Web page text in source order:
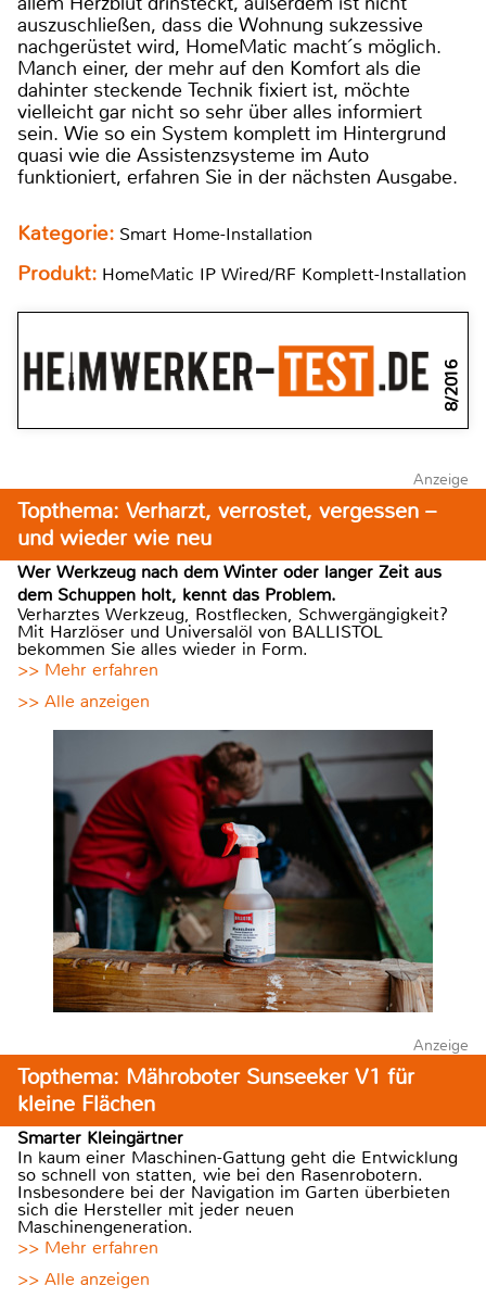
auszuschließen, dass die Wohnung sukzessive
nachgerüstet wird, HomeMatic macht´s möglich.
Manch einer, der mehr auf den Komfort als die
dahinter steckende Technik fixiert ist, möchte
vielleicht gar nicht so sehr über alles informiert
sein. Wie so ein System komplett im Hintergrund
quasi wie die Assistenzsysteme im Auto
funktioniert, erfahren Sie in der nächsten Ausgabe.
Kategorie: Smart Home-Installation
Produkt: HomeMatic IP Wired/RF Komplett-Installation
8/2016
Anzeige
Topthema: Verharzt, verrostet, vergessen –
und wieder wie neu
Wer Werkzeug nach dem Winter oder langer Zeit aus
dem Schuppen holt, kennt das Problem.
Verharztes Werkzeug, Rostflecken, Schwergängigkeit?
Mit Harzlöser und Universalöl von BALLISTOL
bekommen Sie alles wieder in Form.
>> Mehr erfahren
>> Alle anzeigen
Anzeige
Topthema: Mähroboter Sunseeker V1 für
kleine Flächen
Smarter Kleingärtner
In kaum einer Maschinen-Gattung geht die Entwicklung
so schnell von statten, wie bei den Rasenrobotern.
Insbesondere bei der Navigation im Garten überbieten
sich die Hersteller mit jeder neuen
Maschinengeneration.
>> Mehr erfahren
>> Alle anzeigen